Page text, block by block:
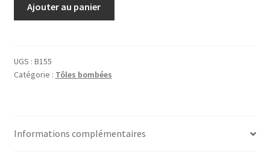
Ajouter au panier
UGS : B155
Catégorie : Tôles bombées
Informations complémentaires